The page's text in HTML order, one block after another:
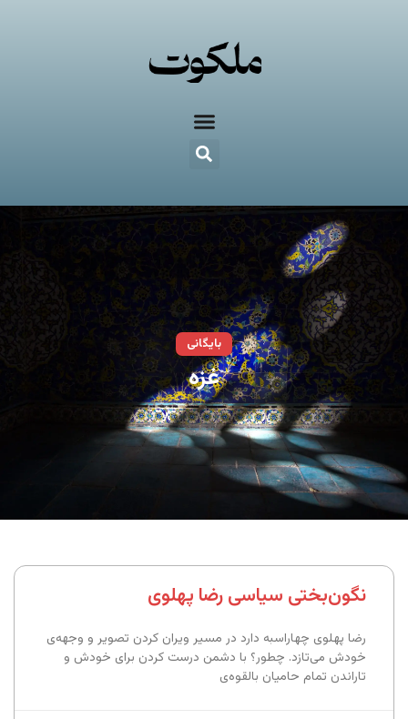
بایگانی
غزه
نگون‌بختی سیاسی رضا پهلوی
رضا پهلوی چهاراسبه دارد در مسیر ویران کردن تصویر و وجهه‌ی
خودش می‌تازد. چطور؟ با دشمن درست کردن برای خودش و
تاراندن تمام حامیان بالقوه‌ی